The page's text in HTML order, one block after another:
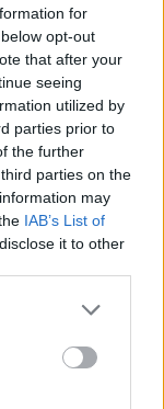
for
opt-out
that after your
seeing
utilized by
parties prior to
the further
parties on the
may
IAB’s List of
it to other
more Google
may click to
party tags to
below Google
kivágása. Tegnap
tönkretette a